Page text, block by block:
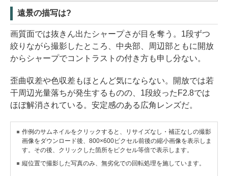
遠景の描写は?
画質面では抜きん出たシャープさが目を奪う。1段ずつ
絞りながら撮影したところ、中央部、周辺部ともに開放
からシャープでコントラストの付き方も申し分ない。
歪曲収差や色収差もほとんど気にならない。開放では若
干周辺光量落ちが発生するものの、1段絞ったF2.8では
ほぼ解消されている。安定感のある広角レンズだ。
作例のサムネイルをクリックすると、リサイズなし・補正なしの撮影
画像をダウンロード後、800×600ピクセル前後の縮小画像を表示しま
す。その後、クリックした箇所をピクセル等倍で表示します。
縦位置で撮影した写真のみ、無劣化での回転処理を施しています。